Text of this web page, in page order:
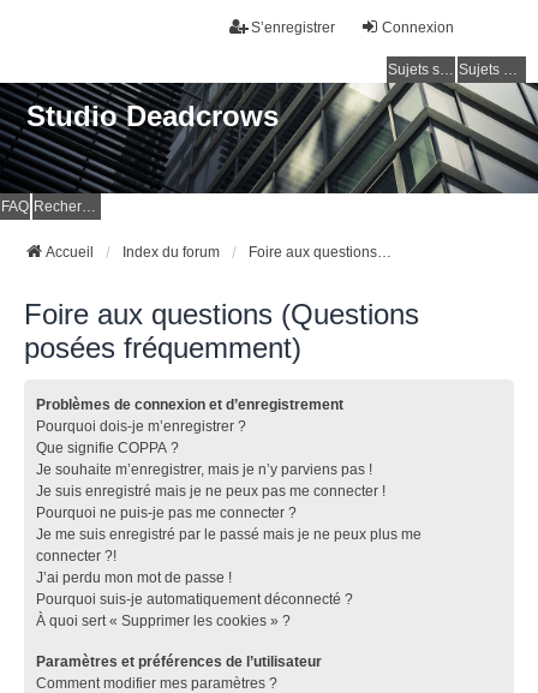
Connexion
S’enregistrer
Sujets sans réponse Sujets actifs
Studio Deadcrows
FAQ Rechercher
Accueil Index du forum Foire aux questions (Questions posées fréquemment)
Foire aux questions (Questions
posées fréquemment)
Problèmes de connexion et d’enregistrement
Pourquoi dois-je m’enregistrer ?
Que signifie COPPA ?
Je souhaite m’enregistrer, mais je n’y parviens pas !
Je suis enregistré mais je ne peux pas me connecter !
Pourquoi ne puis-je pas me connecter ?
Je me suis enregistré par le passé mais je ne peux plus me
connecter ?!
J’ai perdu mon mot de passe !
Pourquoi suis-je automatiquement déconnecté ?
À quoi sert « Supprimer les cookies » ?
Paramètres et préférences de l’utilisateur
Comment modifier mes paramètres ?